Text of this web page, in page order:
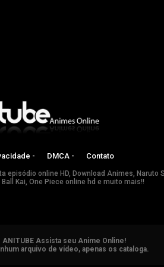
- DMCA - Contato
episódio online HD, Download Animes, Naruto
Ball Kai, One Piece online hd e muito mais!!
Assista seu Anime Online!
arquivo de vídeo, apenas os cataloga.